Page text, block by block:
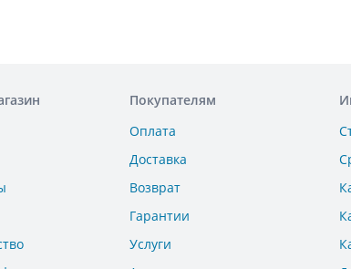
Покупателям
Оплата
Доставка
Возврат
Гарантии
Услуги